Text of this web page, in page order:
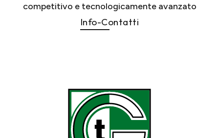
competitivo e tecnologicamente avanzato
Info-Contatti